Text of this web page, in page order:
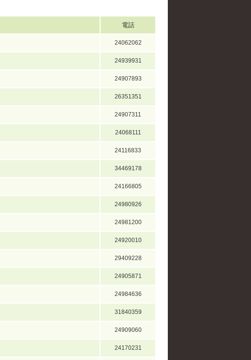
電話
24062062
24939931
24907893
26351351
24907311
24068111
24116833
34469178
24166805
24980926
24981200
24920010
29409228
24905871
24984636
31840359
24909060
24170231